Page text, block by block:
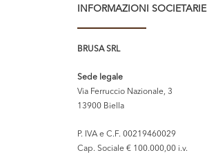
INFORMAZIONI SOCIETARIE
BRUSA SRL
Sede legale
Via Ferruccio Nazionale, 3
13900 Biella
P. IVA e C.F. 00219460029
Cap. Sociale € 100.000,00 i.v.